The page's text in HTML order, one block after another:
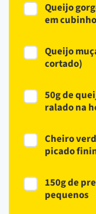
Queijo
em
Queijo
cortado)
50g de
ralado na
Cheiro
picado
150g de
pequenos